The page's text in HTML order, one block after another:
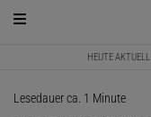
HEUTE AKTUELL
Lesedauer ca. 1 Minute